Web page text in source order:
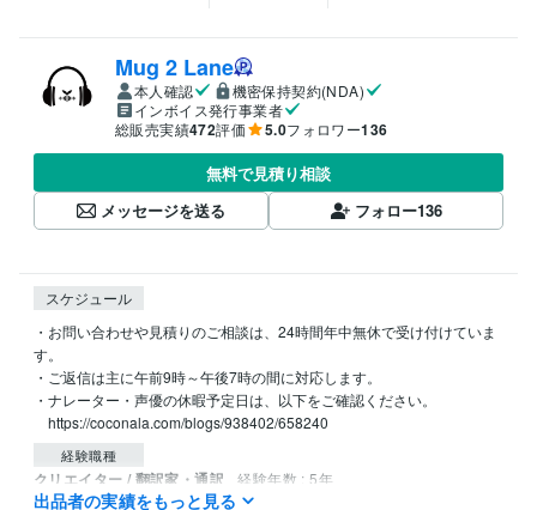
Mug 2 Lane
本人確認
機密保持契約(NDA)
インボイス発行事業者
総販売実績472評価 5.0フォロワー136
無料で見積り相談
メッセージを送る
フォロー136
スケジュール
・お問い合わせや見積りのご相談は、24時間年中無休で受け付けていま
す。
・ご返信は主に午前9時～午後7時の間に対応します。
・ナレーター・声優の休暇予定日は、以下をご確認ください。
https://coconala.com/blogs/938402/658240
経験職種
クリエイター / 翻訳家・通訳 経験年数 : 5年
クリエイター / 音楽家・作曲家・作詞家
出品者の実績をもっと見る